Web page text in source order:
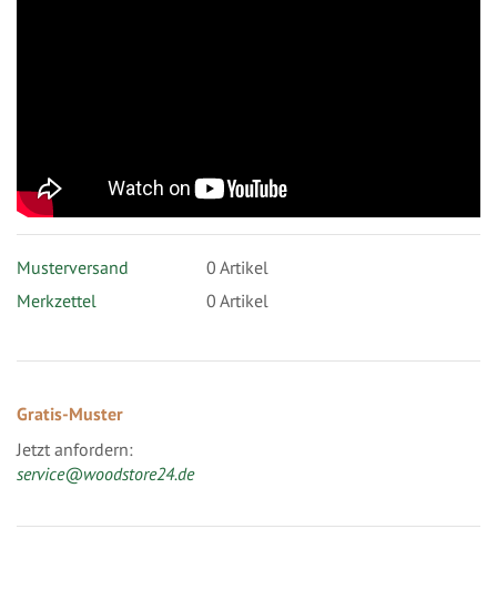
Musterversand 0 Artikel
Merkzettel
0 Artikel
Gratis-Muster
Jetzt anfordern:
service@woodstore24.de